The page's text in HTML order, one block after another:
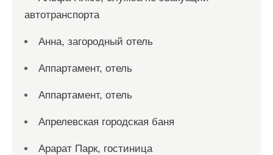
автотранспорта
Анна, загородный отель
Аппартамент, отель
Аппартамент, отель
Апрелевская городская баня
Арарат Парк, гостиница